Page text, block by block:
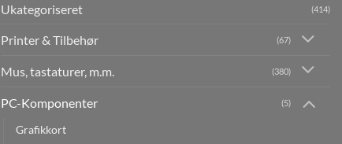
Ukategoriseret (414)
Printer & Tilbehør (67)
Mus, tastaturer, m.m. (380)
PC-Komponenter (5)
Grafikkort